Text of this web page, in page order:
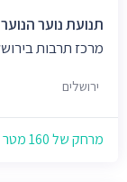
תנועת נוער
מרכז תרבות
ירושלים
מרחק של 160 מטר